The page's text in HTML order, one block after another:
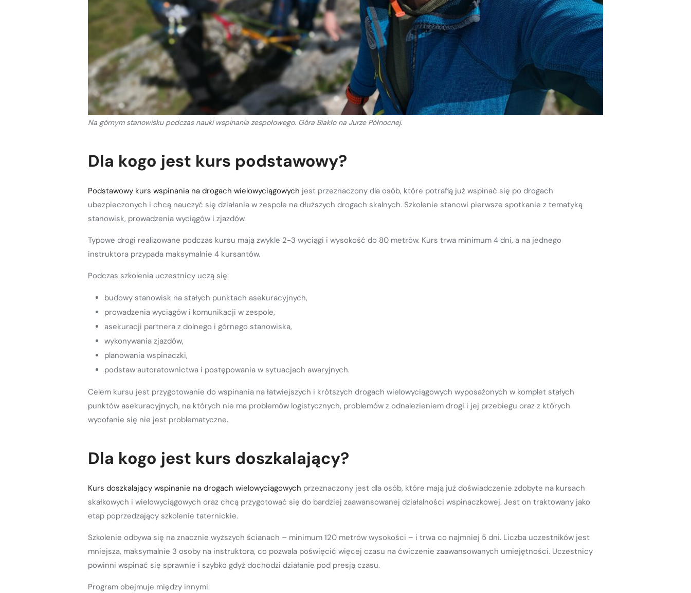
Na górnym stanowisku podczas nauki wspinania zespołowego. Góra Biakło na Jurze Północnej.
Dla kogo jest kurs podstawowy?
Podstawowy kurs wspinania na drogach wielowyciągowych jest przeznaczony dla osób, które potrafią już wspinać się po drogach
ubezpieczonych i chcą nauczyć się działania w zespole na dłuższych drogach skalnych. Szkolenie stanowi pierwsze spotkanie z tematyką
stanowisk, prowadzenia wyciągów i zjazdów.
Typowe drogi realizowane podczas kursu mają zwykle 2-3 wyciągi i wysokość do 80 metrów. Kurs trwa minimum 4 dni, a na jednego
instruktora przypada maksymalnie 4 kursantów.
Podczas szkolenia uczestnicy uczą się:
budowy stanowisk na stałych punktach asekuracyjnych,
prowadzenia wyciągów i komunikacji w zespole,
asekuracji partnera z dolnego i górnego stanowiska,
wykonywania zjazdów,
planowania wspinaczki,
podstaw autoratownictwa i postępowania w sytuacjach awaryjnych.
Celem kursu jest przygotowanie do wspinania na łatwiejszych i krótszych drogach wielowyciągowych wyposażonych w komplet stałych
punktów asekuracyjnych, na których nie ma problemów logistycznych, problemów z odnalezieniem drogi i jej przebiegu oraz z których
wycofanie się nie jest problematyczne.
Dla kogo jest kurs doszkalający?
Kurs doszkalający wspinanie na drogach wielowyciągowych przeznaczony jest dla osób, które mają już doświadczenie zdobyte na kursach
skałkowych i wielowyciągowych oraz chcą przygotować się do bardziej zaawansowanej działalności wspinaczkowej. Jest on traktowany jako
etap poprzedzający szkolenie taternickie.
Szkolenie odbywa się na znacznie wyższych ścianach – minimum 120 metrów wysokości – i trwa co najmniej 5 dni. Liczba uczestników jest
mniejsza, maksymalnie 3 osoby na instruktora, co pozwala poświęcić więcej czasu na ćwiczenie zaawansowanych umiejętności. Uczestnicy
powinni wspinać się sprawnie i szybko gdyż dochodzi działanie pod presją czasu.
Program obejmuje między innymi: